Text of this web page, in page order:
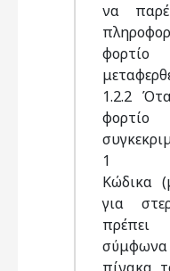
να
φορτίο
1.2.2
1
Κώδικα
για
σύμφωνα